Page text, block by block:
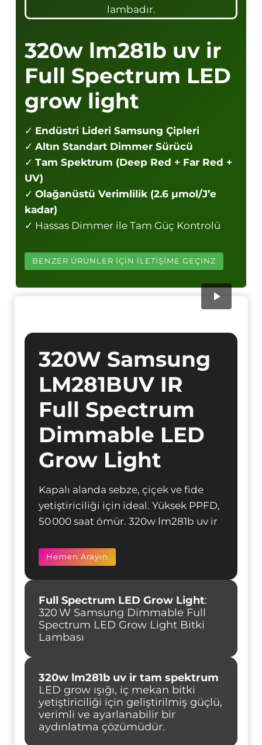
lambadır.
320w lm281b uv ir
Full Spectrum LED
grow light
✓ Endüstri Lideri Samsung Çipleri
✓ Altın Standart Dimmer Sürücü
✓ Tam Spektrum (Deep Red + Far Red +
UV)
✓ Olağanüstü Verimlilik (2.6 µmol/J’e
kadar)
✓ Hassas Dimmer ile Tam Güç Kontrolü
BENZER ÜRÜNLER İÇİN İLETİŞİME GEÇİNZ
320W Samsung
LM281BUV IR
Full Spectrum
Dimmable LED
Grow Light
Kapalı alanda sebze, çiçek ve fide
yetiştiriciliği için ideal. Yüksek PPFD,
50 000 saat ömür. 320w lm281b uv ir
Hemen Arayın
Full Spectrum LED Grow Light:
320 W Samsung Dimmable Full
Spectrum LED Grow Light Bitki
Lambası
320w lm281b uv ir tam spektrum
LED grow ışığı, iç mekan bitki
yetiştiriciliği için geliştirilmiş güçlü,
verimli ve ayarlanabilir bir
aydınlatma çözümüdür.